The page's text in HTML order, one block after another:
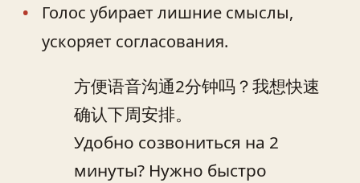
Голос убирает лишние смыслы,
ускоряет согласования.
方便语音沟通2分钟吗？我想快速
确认下周安排。
Удобно созвониться на 2
минуты? Нужно быстро